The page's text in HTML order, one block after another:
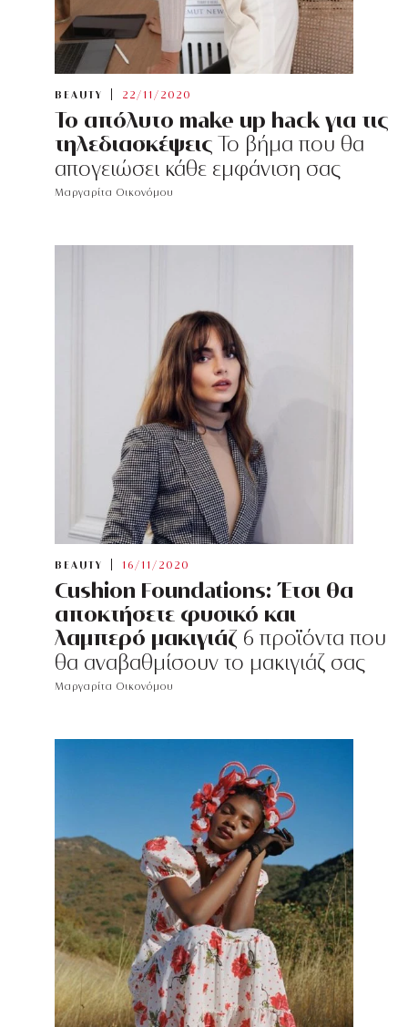
BEAUTY 22/11/2020
Το απόλυτο make up hack για τις
τηλεδιασκέψεις Το βήμα που θα
απογειώσει κάθε εμφάνιση σας
Μαργαρίτα Οικονόμου
BEAUTY 16/11/2020
Cushion Foundations: Έτσι θα
αποκτήσετε φυσικό και
λαμπερό μακιγιάζ 6 προϊόντα που
θα αναβαθμίσουν το μακιγιάζ σας
Μαργαρίτα Οικονόμου